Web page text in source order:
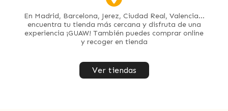
En Madrid, Barcelona, Jerez, Ciudad Real, Valencia...
encuentra tu tienda más cercana y disfruta de una
experiencia ¡GUAW! También puedes comprar online
y recoger en tienda
Ver tiendas